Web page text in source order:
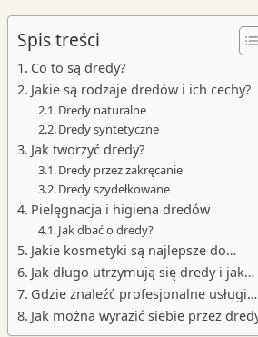
Spis treści
Co to są dredy?
Jakie są rodzaje dredów i ich cechy?
Dredy naturalne
Dredy syntetyczne
Jak tworzyć dredy?
Dredy przez zakręcanie
Dredy szydełkowane
Pielęgnacja i higiena dredów
Jak dbać o dredy?
Jakie kosmetyki są najlepsze do…
Jak długo utrzymują się dredy i jak…
Gdzie znaleźć profesjonalne usługi…
Jak można wyrazić siebie przez